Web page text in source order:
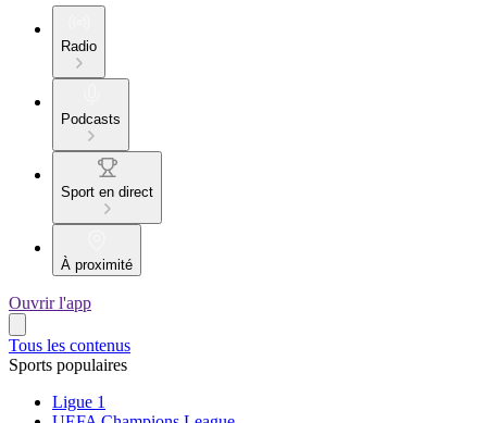
Radio
Podcasts
Sport en direct
À proximité
Ouvrir l'app
Tous les contenus
Sports populaires
Ligue 1